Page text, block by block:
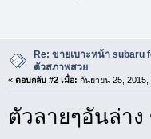
Re: ขายเบาะหน้า subaru
ตัวสภาพสวย
« ตอบกลับ #2 เมื่อ: กันยายน 25, 2015,
ตัวลายๆอันล่า